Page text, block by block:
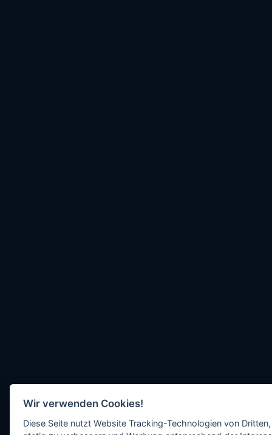
Wir verwenden Cookies!
Diese Seite nutzt Website Tracking-Technologien von